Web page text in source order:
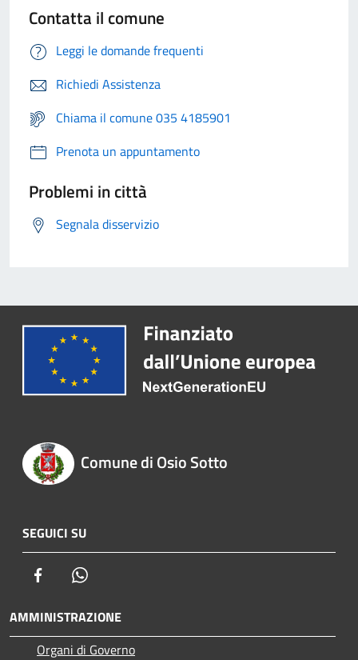
Contatta il comune
Leggi le domande frequenti
Richiedi Assistenza
Chiama il comune 035 4185901
Prenota un appuntamento
Problemi in città
Segnala disservizio
Comune di Osio Sotto
SEGUICI SU
Facebook
AMMINISTRAZIONE
Organi di Governo